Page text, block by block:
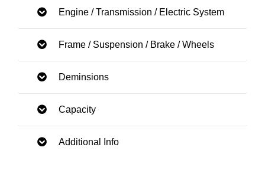
Engine / Transmission / Electric System
Frame / Suspension / Brake / Wheels
Deminsions
Capacity
Additional Info